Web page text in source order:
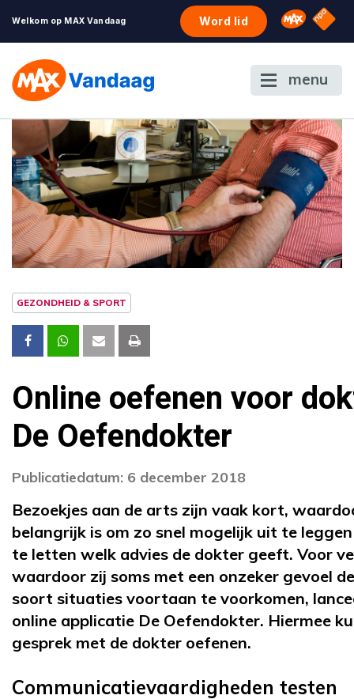
Welkom op MAX Vandaag Word lid Omroep
NPO
menu
GEZONDHEID & SPORT
Online oefenen voor
De Oefendokter
Publicatiedatum: 6 december 2018
Bezoekjes aan de arts zijn vaak kort,
belangrijk is om zo snel mogelijk uit te
te letten welk advies de dokter geeft. Voor
waardoor zij soms met een onzeker gevoel
soort situaties voortaan te voorkomen,
online applicatie De Oefendokter. Hiermee
gesprek met de dokter oefenen.
Communicatievaardigheden testen